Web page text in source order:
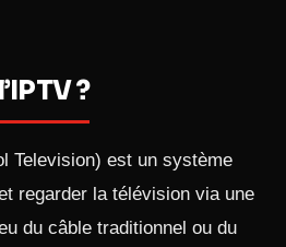
?
Television) est un système
regarder la télévision via une
du câble traditionnel ou du